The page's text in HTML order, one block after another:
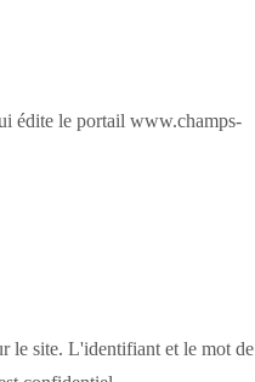
le portail www.champs-
le site. L'identifiant et le mot de